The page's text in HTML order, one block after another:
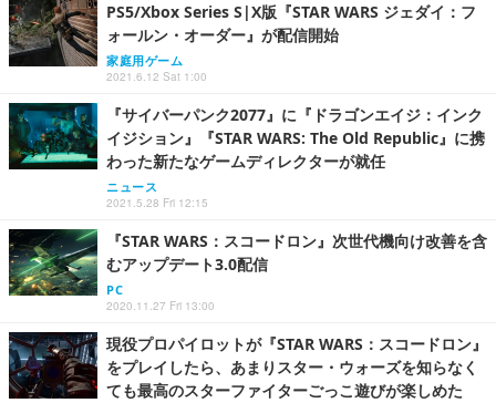
PS5/Xbox Series S|X版『STAR WARS ジェダイ：フ
ォールン・オーダー』が配信開始
家庭用ゲーム
2021.6.12 Sat 1:00
『サイバーパンク2077』に『ドラゴンエイジ：インク
イジション』『STAR WARS: The Old Republic』に携
わった新たなゲームディレクターが就任
ニュース
2021.5.28 Fri 12:15
『STAR WARS：スコードロン』次世代機向け改善を含
むアップデート3.0配信
PC
2020.11.27 Fri 13:00
現役プロパイロットが『STAR WARS：スコードロン』
をプレイしたら、あまりスター・ウォーズを知らなく
ても最高のスターファイターごっこ遊びが楽しめた